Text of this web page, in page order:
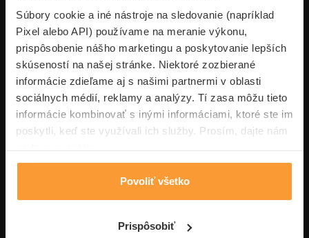
Súbory cookie a iné nástroje na sledovanie (napríklad
Pixel alebo API) používame na meranie výkonu,
prispôsobenie nášho marketingu a poskytovanie lepších
skúseností na našej stránke. Niektoré zozbierané
informácie zdieľame aj s našimi partnermi v oblasti
sociálnych médií, reklamy a analýzy. Tí zasa môžu tieto
informácie kombinovať s inými informáciami, ktoré ste im
poskytli, keď ste využívali ich služby. Prosím, dajte nám
Povoliť všetko
Prispôsobiť
Superpoistenie.sk
Informácie
Typy poistení
Volajte pon-pia: 09:00–17:00 hod
0850 100 101
Napíšte nám